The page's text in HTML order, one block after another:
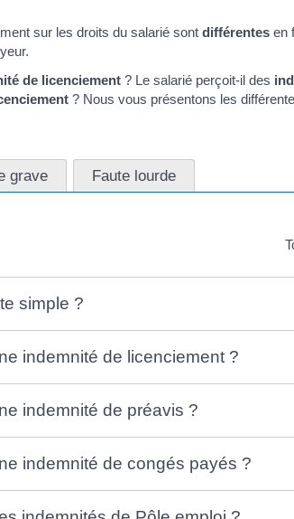
sur les droits du salarié sont différentes en
de licenciement ? Le salarié perçoit-il des
? Nous vous présentons les
grave Faute lourde
simple ?
indemnité de licenciement ?
indemnité de préavis ?
indemnité de congés payés ?